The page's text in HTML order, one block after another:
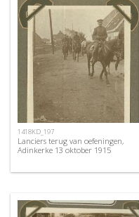
1418KD_197
Lanciers terug van oefeningen,
Adinkerke 13 oktober 1915